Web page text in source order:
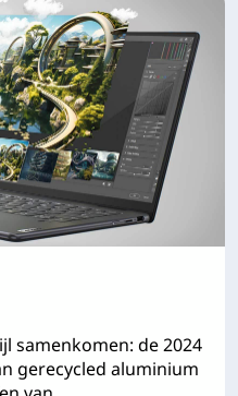
samenkomen: de 2024
gerecycled aluminium